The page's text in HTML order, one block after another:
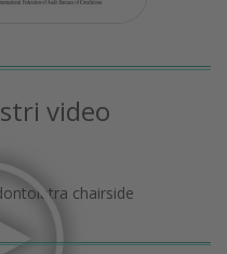
video
chairside